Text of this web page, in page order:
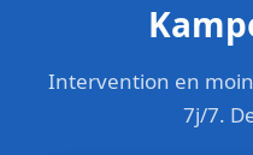
Intervention en
7j/7.